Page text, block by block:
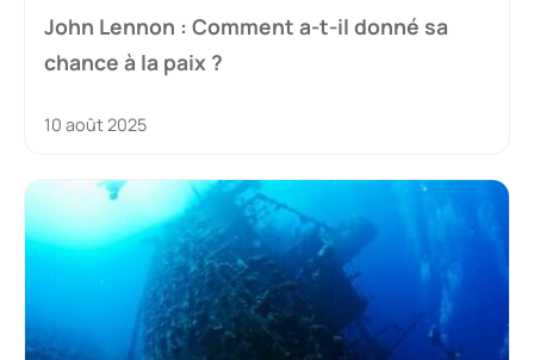
John Lennon : Comment a-t-il donné sa
chance à la paix ?
10 août 2025